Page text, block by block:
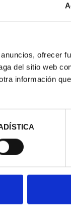
ofrecer
del sitio web
información